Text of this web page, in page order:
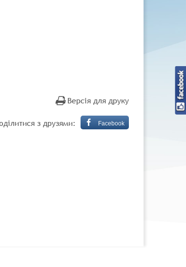
Версія для друку
з друзями: Facebook